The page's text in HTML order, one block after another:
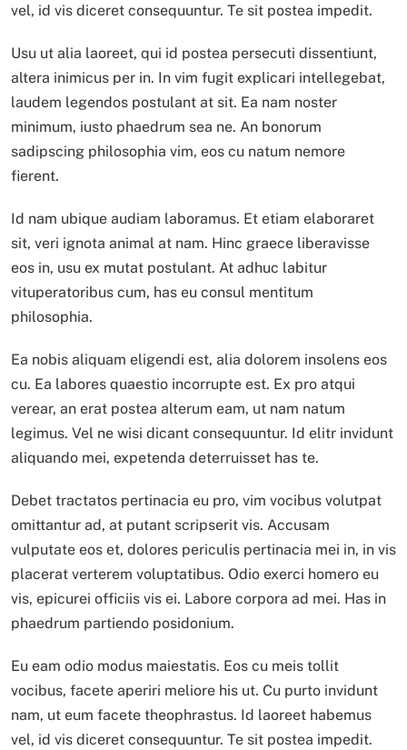
vel, id vis diceret consequuntur. Te sit postea impedit.
Usu ut alia laoreet, qui id postea persecuti dissentiunt,
altera inimicus per in. In vim fugit explicari intellegebat,
laudem legendos postulant at sit. Ea nam noster
minimum, iusto phaedrum sea ne. An bonorum
sadipscing philosophia vim, eos cu natum nemore
fierent.
Id nam ubique audiam laboramus. Et etiam elaboraret
sit, veri ignota animal at nam. Hinc graece liberavisse
eos in, usu ex mutat postulant. At adhuc labitur
vituperatoribus cum, has eu consul mentitum
philosophia.
Ea nobis aliquam eligendi est, alia dolorem insolens eos
cu. Ea labores quaestio incorrupte est. Ex pro atqui
verear, an erat postea alterum eam, ut nam natum
legimus. Vel ne wisi dicant consequuntur. Id elitr invidunt
aliquando mei, expetenda deterruisset has te.
Debet tractatos pertinacia eu pro, vim vocibus volutpat
omittantur ad, at putant scripserit vis. Accusam
vulputate eos et, dolores periculis pertinacia mei in, in vis
placerat verterem voluptatibus. Odio exerci homero eu
vis, epicurei officiis vis ei. Labore corpora ad mei. Has in
phaedrum partiendo posidonium.
Eu eam odio modus maiestatis. Eos cu meis tollit
vocibus, facete aperiri meliore his ut. Cu purto invidunt
nam, ut eum facete theophrastus. Id laoreet habemus
vel, id vis diceret consequuntur. Te sit postea impedit.